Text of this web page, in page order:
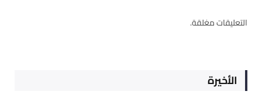
التعليقات مغلقة.
الأخيرة